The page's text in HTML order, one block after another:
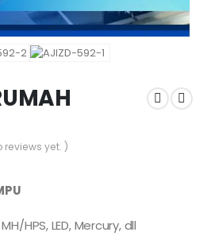
reviews yet. )
HPS, LED, Mercury, dll